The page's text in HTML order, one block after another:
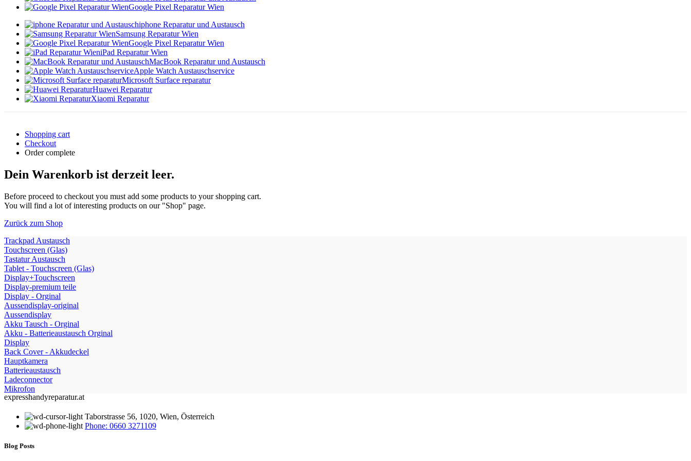
Google Pixel Reparatur Wien
iphone Reparatur und Austausch
Samsung Reparatur Wien
Google Pixel Reparatur Wien
iPad Reparatur Wien
MacBook Reparatur und Austausch
Apple Watch Austauschservice
Microsoft Surface reparatur
Huawei Reparatur
Xiaomi Reparatur
Shopping cart
Checkout
Order complete
Dein Warenkorb ist derzeit leer.
Before proceed to checkout you must add some products to your shopping cart.
You will find a lot of interesting products on our "Shop" page.
Zurück zum Shop
Trackpad Austausch
Touchscreen (Glas)
Tastatur Austausch
Tablet - Touchscreen (Glas)
Display+Touchscreen
Display-premium teile
Display - Orginal
Aussendisplay-original
Aussendisplay
Akku Tausch - Orginal
Akku - Batterieaustausch Orginal
Display
Back Cover - Akkudeckel
Hauptkamera
Batterieaustausch
Ladeconnector
Mikrofon
expresshandyreparatur.at
Taborstrasse 56, 1020, Wien, Österreich
Phone: 0660 3271109
Blog Posts